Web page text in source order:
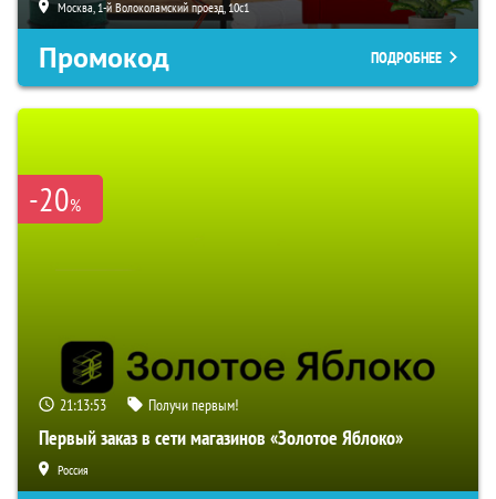
Москва, 1-й Волоколамский проезд, 10с1
Промокод ПОДРОБНЕЕ
-20%
21:13:52 Получи первым!
Первый заказ в сети магазинов «Золотое Яблоко»
Россия